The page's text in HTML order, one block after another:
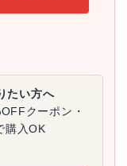
たい方へ
クーポン・
購入OK